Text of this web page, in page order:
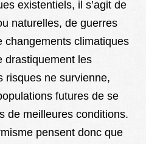
existentiels, il s’agit de
naturelles, de guerres
changements climatiques
drastiquement les
risques ne survienne,
futures de se
de meilleures conditions.
pensent donc que